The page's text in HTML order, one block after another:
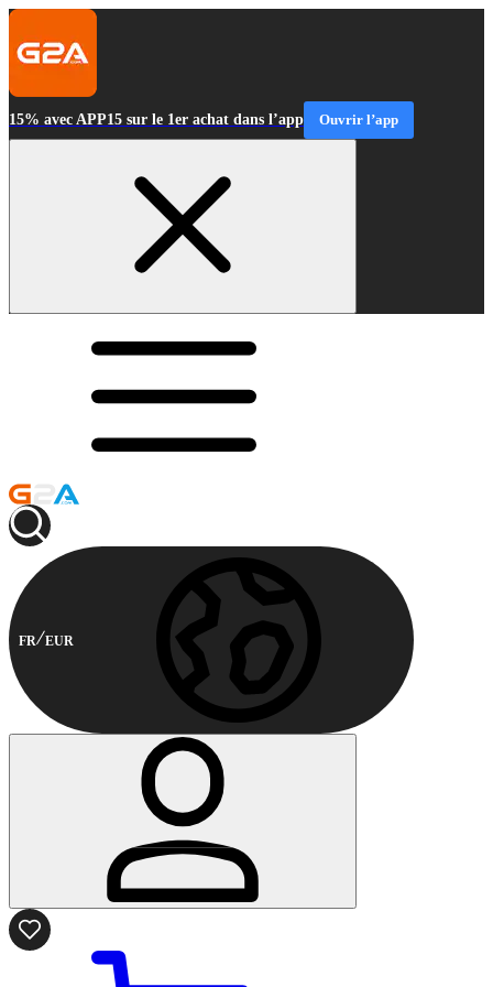
15% avec APP15 sur le 1er achat dans l’app Ouvrir l’app
FR EUR